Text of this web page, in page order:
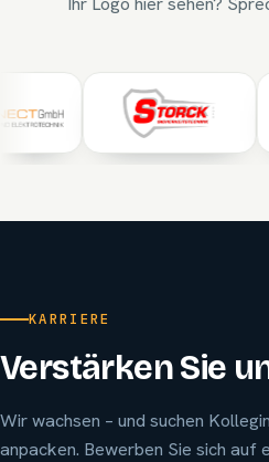
KARRIERE
Verstärken Sie
Wir wachsen – und suchen
anpacken. Bewerben Sie sich auf